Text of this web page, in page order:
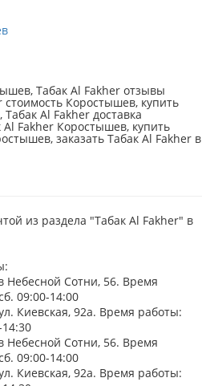
Табак Al Fakher отзывы
Коростышев, купить
Al Fakher доставка
Fakher Коростышев, купить
заказать Табак Al Fakher в
из раздела "Табак Al Fakher" в
Небесной Сотни, 56. Время
09:00-14:00
Киевская, 92а. Время работы:
Небесной Сотни, 56. Время
09:00-14:00
Киевская, 92а. Время работы: